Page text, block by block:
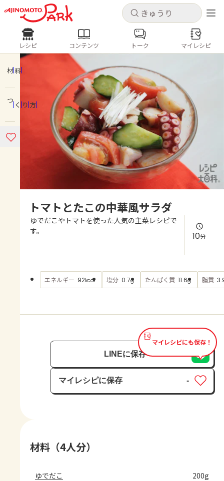
キャンセル
ログインするとレシピを保存できます
ログイン 新規登録
ホーム
コンテンツ
よくあるお問い合わせ
AJINOMOTO PARK とは
キャンセル
レシピ コンテンツ
人気の食材・レシピ
きゅうり なす トマト
とうもろこし
ピーマン
みょうが ゴーヤ
レシピ コンテンツ トーク マイレシピ
材料
つくり方
トマトとたこの中華風サラダ
ゆでだこやトマトを使った人気の主菜レシピで
す。
10分
エネルギー 92kcal 塩分 0.7g たんぱく質 11.6g 脂質
マイレシピにも保存！
LINEに保存
マイレシピに保存
保存済み
-
材料（4人分）
ゆでだこ 200g